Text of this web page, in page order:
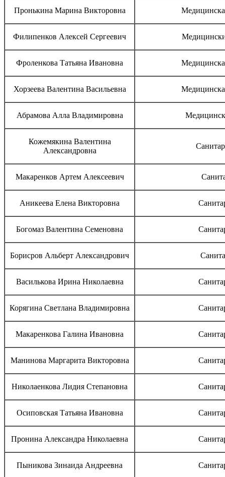
Пронькина Марина Викторовна
Филипенков Алексей Сергеевич
Фроленкова Татьяна Ивановна
Хорзеева Валентина Васильевна
Абрамова Алла Владимировна
Кожемякина Валентина
Александровна
Макаренков Артем Алексеевич
Аникеева Елена Викторовна
Богомаз Валентина Семеновна
Борисров Альберт Александрович
Василькова Ирина Николаевна
Корягина Светлана Владимировна
Макаренкова Галина Ивановна
Манинова Маргарита Викторовна
Николаенкова Лидия Степановна
Осиповская Татьяна Ивановна
Пронина Александра Николаевна
Пыникова Зинаида Андреевна